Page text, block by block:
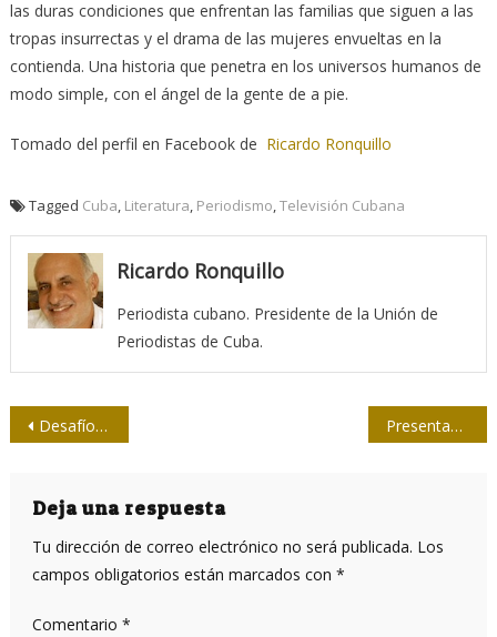
las duras condiciones que enfrentan las familias que siguen a las
tropas insurrectas y el drama de las mujeres envueltas en la
contienda. Una historia que penetra en los universos humanos de
modo simple, con el ángel de la gente de a pie.
Tomado del perfil en Facebook de Ricardo Ronquillo
Tagged Cuba, Literatura, Periodismo,Televisión Cubana
Ricardo Ronquillo
Periodista cubano. Presidente de la Unión de
Periodistas de Cuba.
Navegación
entradas
Desafíos para una agenda de superación post COVID Presentan el libro Jorge Oller: Memorias de un fotorreportero
Deja una respuesta
Tu dirección de correo electrónico no será publicada. Los
campos obligatorios están marcados con *
Comentario *